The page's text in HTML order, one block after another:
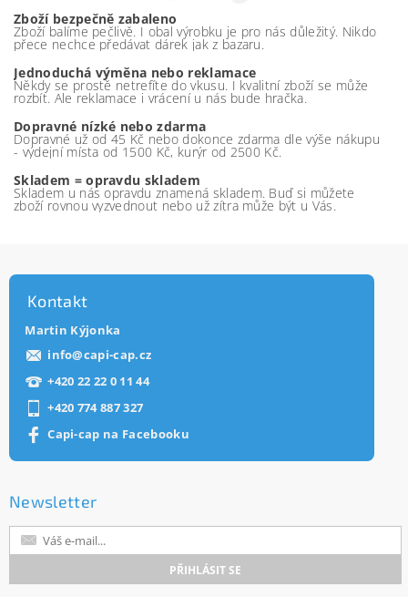
Zboží bezpečně zabaleno
Zboží balíme pečlivě. I obal výrobku je pro nás důležitý. Nikdo
přece nechce předávat dárek jak z bazaru.
Jednoduchá výměna nebo reklamace
Někdy se prostě netrefíte do vkusu. I kvalitní zboží se může
rozbít. Ale reklamace i vrácení u nás bude hračka.
Dopravné nízké nebo zdarma
Dopravné už od 45 Kč nebo dokonce zdarma dle výše nákupu
- výdejní místa od 1500 Kč, kurýr od 2500 Kč.
Skladem = opravdu skladem
Skladem u nás opravdu znamená skladem. Buď si můžete
zboží rovnou vyzvednout nebo už zítra může být u Vás.
Kontakt
Martin Kýjonka
info@capi-cap.cz
+420 22 22 0 11 44
+420 774 887 327
Capi-cap na Facebooku
Newsletter